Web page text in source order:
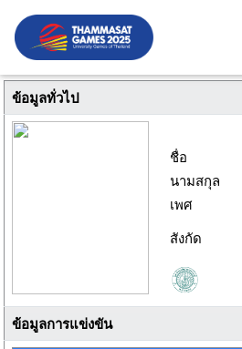
ข้อมูลทั่วไป
ชื่อ
นามสกุล
เพศ
สังกัด
ข้อมูลการแข่งขัน